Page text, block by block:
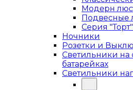
Модерн
Подвесные
Серия
Ночники
Розетки и
Светильники на
батарейках
Светильники